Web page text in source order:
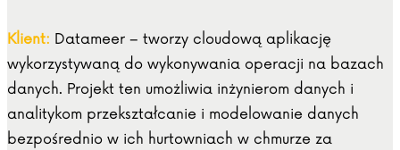
Klient: Datameer – tworzy cloudową aplikację
wykorzystywaną do wykonywania operacji na bazach
danych. Projekt ten umożliwia inżynierom danych i
analitykom przekształcanie i modelowanie danych
bezpośrednio w ich hurtowniach w chmurze za